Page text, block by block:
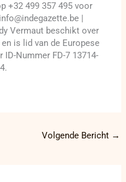
+32 499 357 495 voor
|
Vermaut beschikt over
is lid van de Europese
Nummer FD-7 13714-
Volgende Bericht →